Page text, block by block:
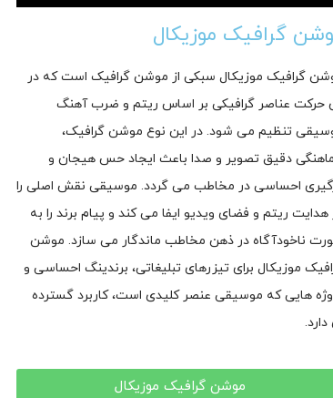
گرافیک موزیکال
گرافیک موزیکال سبکی از موشن گرافیک است که در
حرکت عناصر گرافیکی بر اساس ریتم و ضرب آهنگ
تنظیم می شود. در این نوع موشن گرافیک،
دقیق تصویر و صدا باعث ایجاد حس هیجان و
احساسی در مخاطب می گردد. موسیقی نقش اصلی را
هدایت ریتم و فضای ویدیو ایفا می کند و پیام برند را به
ناخودآگاه در ذهن مخاطب ماندگار می سازد. موشن
موزیکال برای تیزرهای تبلیغاتی، برندینگ احساسی و
هایی که موسیقی عنصر کلیدی است، کاربرد گسترده
دارد.
موشن گرافیک موزیکال